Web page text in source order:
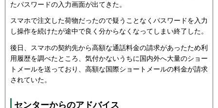
たパスワードの入力画面が出てきた。
スマホで注文した荷物だったので疑うことなくパスワードを入力
し操作を続けたが途中で良く分からなくなってしまい終了した。
後日、スマホの契約先から高額な通話料金の請求があったため利
用履歴を調べたところ、気付かないうちに国内外へ大量のショー
トメールを送っており、高額な国際ショートメールの料金が請求
されていた。
センターからのアドバイス